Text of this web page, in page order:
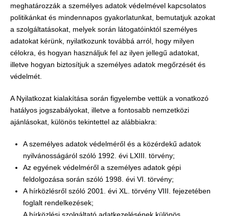
meghatározzák a személyes adatok védelmével kapcsolatos
politikánkat és mindennapos gyakorlatunkat, bemutatjuk azokat
a szolgáltatásokat, melyek során látogatóinktól személyes
adatokat kérünk, nyilatkozunk továbbá arról, hogy milyen
célokra, és hogyan használjuk fel az ilyen jellegű adatokat,
illetve hogyan biztosítjuk a személyes adatok megőrzését és
védelmét.
A Nyilatkozat kialakítása során figyelembe vettük a vonatkozó
hatályos jogszabályokat, illetve a fontosabb nemzetközi
ajánlásokat, különös tekintettel az alábbiakra:
A személyes adatok védelméről és a közérdekű adatok
nyilvánosságáról szóló 1992. évi LXIII. törvény;
Az egyének védelméről a személyes adatok gépi
feldolgozása során szóló 1998. évi VI. törvény;
A hírközlésről szóló 2001. évi XL. törvény VIII. fejezetében
foglalt rendelkezések;